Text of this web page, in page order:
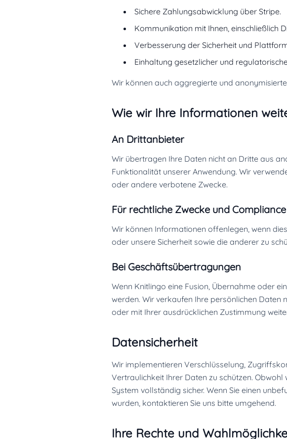
Sichere Zahlungsabwicklung über Stripe.
Kommunikation mit Ihnen, einschließlich
Verbesserung der Sicherheit und
Einhaltung gesetzlicher und
Wir können auch aggregierte und
Wie wir Ihre Informationen
An Drittanbieter
Wir übertragen Ihre Daten nicht an Dritte aus
Funktionalität unserer Anwendung. Wir
oder andere verbotene Zwecke.
Für rechtliche Zwecke und Compliance
Wir können Informationen offenlegen, wenn
oder unsere Sicherheit sowie die anderer zu
Bei Geschäftsübertragungen
Wenn Knitlingo eine Fusion, Übernahme oder
werden. Wir verkaufen Ihre persönlichen Daten
oder mit Ihrer ausdrücklichen Zustimmung
Datensicherheit
Wir implementieren Verschlüsselung,
Vertraulichkeit Ihrer Daten zu schützen.
System vollständig sicher. Wenn Sie einen
wurden, kontaktieren Sie uns bitte umgehend.
Ihre Rechte und